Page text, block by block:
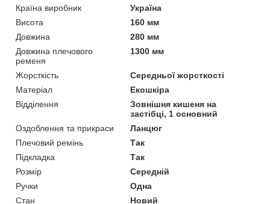
Країна виробник
Україна
Висота
160 мм
Довжина
280 мм
Довжина плечового
ременя
1300 мм
Жорсткість
Середньої жорсткості
Матеріал
Екошкіра
Відділення
Зовнішня кишеня на
застібці, 1 основний
Оздоблення та прикраси
Ланцюг
Плечовий ремінь
Так
Підкладка
Так
Розмір
Середній
Ручки
Одна
Стан
Новий